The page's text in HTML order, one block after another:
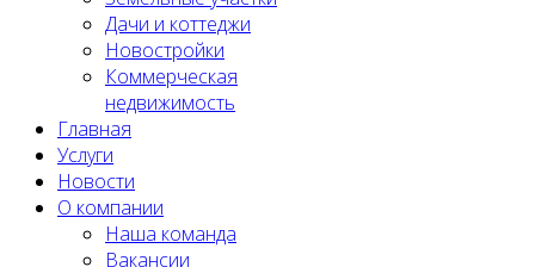
Дачи и коттеджи
Новостройки
Коммерческая
недвижимость
Главная
Услуги
Новости
О компании
Наша команда
Вакансии